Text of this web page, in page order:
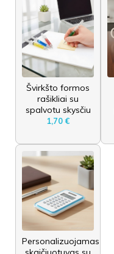
Švirkšto formos
rašikliai su
spalvotu skysčiu
1,70 €
Personalizuojamas